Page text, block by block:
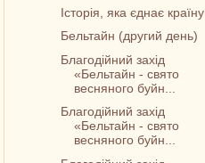
Історія, яка єднає країну
Бельтайн (другий день)
Благодійний захід
«Бельтайн - свято
весняного буйн...
Благодійний захід
«Бельтайн - свято
весняного буйн...